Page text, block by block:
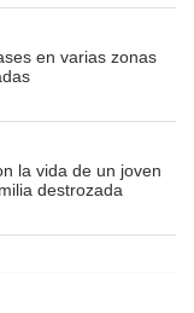
en varias zonas
la vida de un joven
destrozada